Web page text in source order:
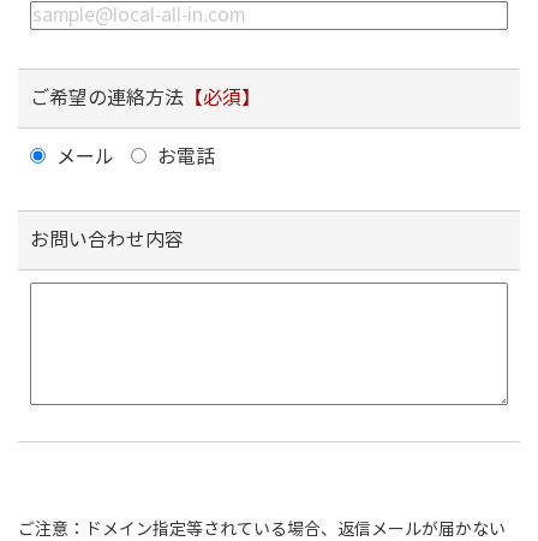
ご希望の連絡方法 【必須】
メール お電話
お問い合わせ内容
ご注意 ：ドメイン指定等されている場合、返信メールが届かない